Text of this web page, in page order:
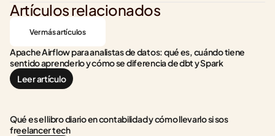
Artículos relacionados
Ver más artículos
Apache Airflow para analistas de datos: qué es, cuándo tiene
sentido aprenderlo y cómo se diferencia de dbt y Spark
Leer artículo
Qué es el libro diario en contabilidad y cómo llevarlo si sos
freelancer tech